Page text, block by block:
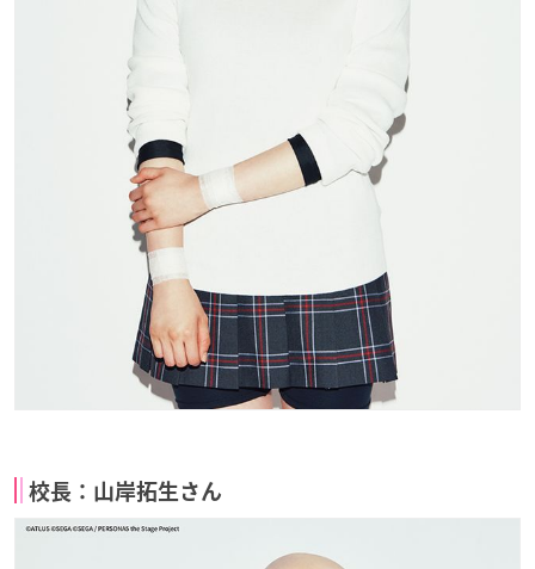
校長：山岸拓生さん